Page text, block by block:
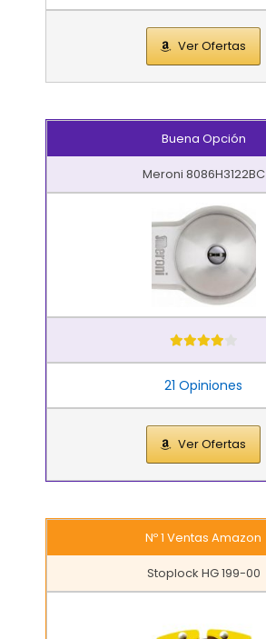
Ver Ofertas
Buena Opción
Meroni 8086H3122BC
21 Opiniones
Ver Ofertas
Nº 1 Ventas Amazon
Stoplock HG 199-00